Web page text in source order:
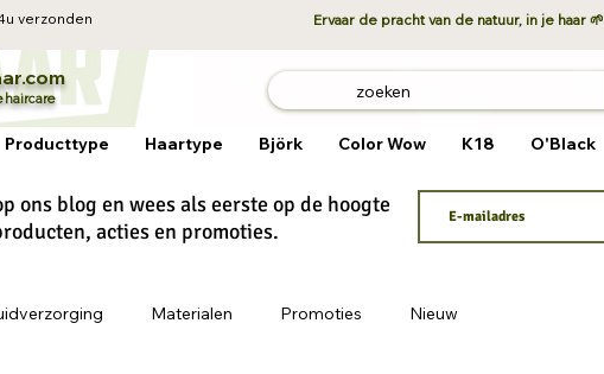
verzonden Ervaar de pracht van de natuur, in je haar 🌱
haircare
Producttype Haartype Björk Color Wow K18 O'Black
ons blog en wees als eerste op de hoogte
acties en promoties.
Materialen Promoties Nieuw